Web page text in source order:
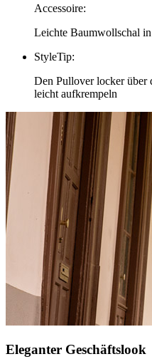
Accessoire:
Leichte Baumwollschal
StyleTip:
Den Pullover locker über
leicht aufkrempeln
Eleganter Geschäftslook